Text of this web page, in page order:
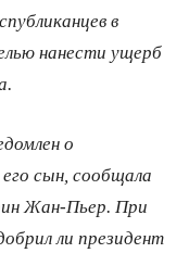
в
нанести ущерб
о
сын, сообщала
Жан-Пьер. При
ли президент